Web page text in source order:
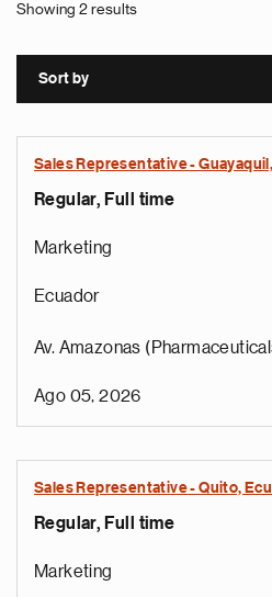
Showing 2 results
Sort by
Sales Representative -
Regular, Full time
Marketing
Ecuador
Av. Amazonas
Ago 05, 2026
Sales Representative - Quito,
Regular, Full time
Marketing